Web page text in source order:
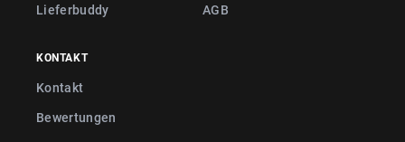
Lieferbuddy
AGB
KONTAKT
Kontakt
Bewertungen